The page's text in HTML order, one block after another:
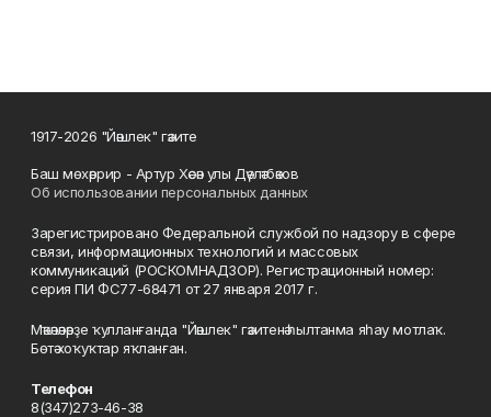
1917-2026 "Йәшлек" гәзите
Баш мөхәррир - Артур Хәсән улы Дәүләтбәков
Об использовании персональных данных
Зарегистрировано Федеральной службой по надзору в сфере
связи, информационных технологий и массовых
коммуникаций (РОСКОМНАДЗОР). Регистрационный номер:
серия ПИ ФС77-68471 от 27 января 2017 г.
Мәҡәләләрҙе ҡулланғанда "Йәшлек" гәзитенә һылтанма яһау мотлаҡ.
Бөтә хоҡуҡтар яҡланған.
Телефон
8(347)273-46-38